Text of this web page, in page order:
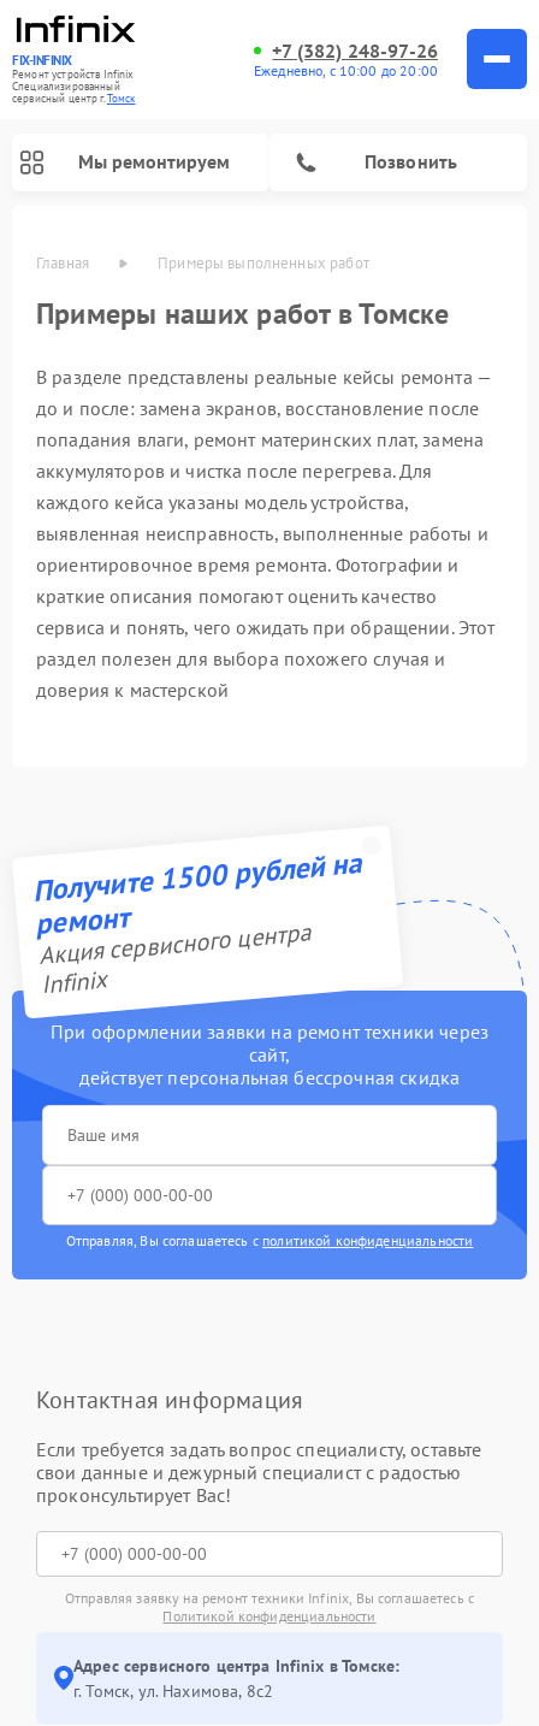
FIX-INFINIX
Ремонт устройств Infinix
Специализированный
cервисный центр г.Томск
+7 (382) 248-97-26
Ежедневно, с 10:00 до 20:00
Мы ремонтируем Позвонить
Главная Примеры выполненных работ
Примеры наших работ в Томске
В разделе представлены реальные кейсы ремонта —
до и после: замена экранов, восстановление после
попадания влаги, ремонт материнских плат, замена
аккумуляторов и чистка после перегрева. Для
каждого кейса указаны модель устройства,
выявленная неисправность, выполненные работы и
ориентировочное время ремонта. Фотографии и
краткие описания помогают оценить качество
сервиса и понять, чего ожидать при обращении. Этот
раздел полезен для выбора похожего случая и
доверия к мастерской
Получите 1500 рублей на
ремонт
Акция сервисного центра
Infinix
При оформлении заявки на ремонт техники через
сайт,
действует персональная бессрочная скидка
Отправляя, Вы соглашаетесь с политикой конфиденциальности
Контактная информация
Если требуется задать вопрос специалисту, оставьте
свои данные и дежурный специалист с радостью
проконсультирует Вас!
Отправляя заявку на ремонт техники Infinix, Вы соглашаетесь с
Политикой конфиденциальности
Адрес сервисного центра Infinix в Томске:
г. Томск, ул. Нахимова, 8с2